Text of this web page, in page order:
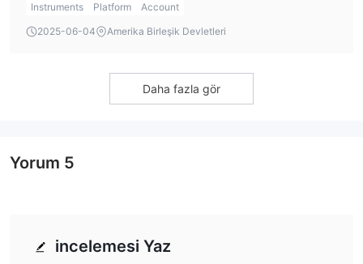
Instruments
Platform
Account
2025-06-04
Amerika Birleşik Devletleri
Daha fazla gör
incelemesi Yaz
Yorum 5